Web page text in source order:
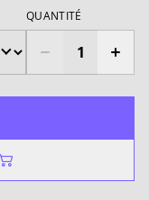
QUANTITÉ